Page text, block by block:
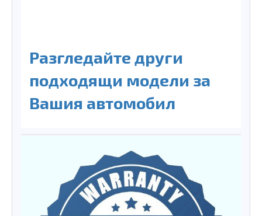
Разгледайте други
подходящи модели за
Вашия автомобил